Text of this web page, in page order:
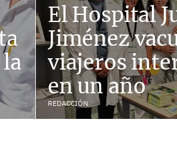
El Hospital
Jiménez
viajeros
en un año
REDACCIÓN